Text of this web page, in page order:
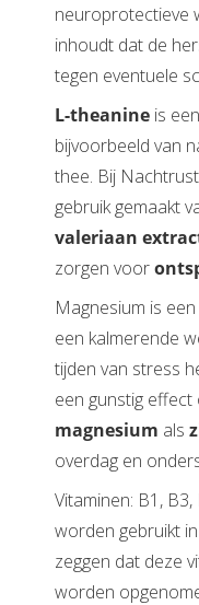
neuroprotectieve
inhoudt dat de
tegen eventuele
L-theanine is
bijvoorbeeld van
thee. Bij
gebruik gemaakt
valeriaan
zorgen voor
Magnesium is
een kalmerende
tijden van stress
een gunstig
magnesium als
overdag en
Vitaminen: B1,
worden gebruikt
zeggen dat deze
worden